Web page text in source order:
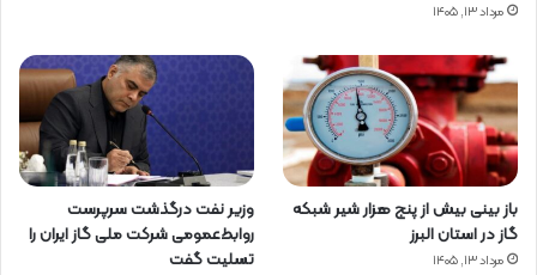
مرداد ۱۳, ۱۴۰۵
باز بینی بیش از پنج هزار شیر شبکه
گاز در استان البرز
مرداد ۱۳, ۱۴۰۵
وزیر نفت درگذشت سرپرست
روابط‌عمومی شرکت ملی گاز ایران را
تسلیت گفت